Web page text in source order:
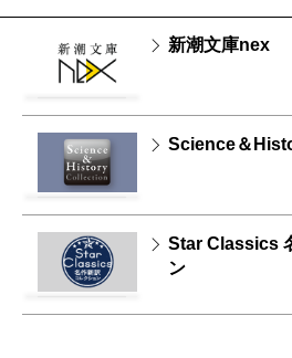
新潮文庫nex
Science＆
Star Classics
ン